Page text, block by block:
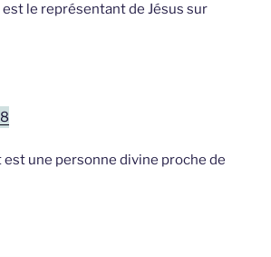
est le représentant de Jésus sur
est une personne divine proche de